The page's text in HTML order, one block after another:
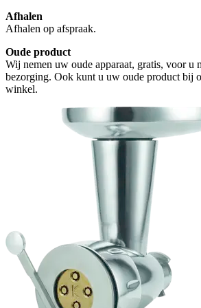
Afhalen
Afhalen op afspraak.
Oude product
Wij nemen uw oude apparaat, gratis, voor u
bezorging. Ook kunt u uw oude product bij
winkel.